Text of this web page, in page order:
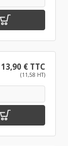
13,90 € TTC
(11,58 HT)